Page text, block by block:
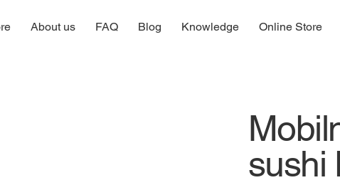
About us FAQ Blog Knowledge Online Store
sushi